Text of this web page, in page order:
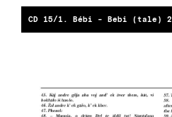
CD 15/1. Bébi - Bebi (tale) 2